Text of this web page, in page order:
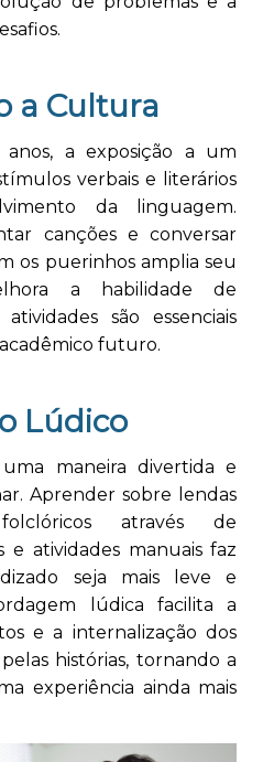
a Cultura
anos, a exposição a um
verbais e literários
da linguagem.
canções e conversar
os puerinhos amplia seu
a habilidade de
atividades são essenciais
futuro.
Lúdico
maneira divertida e
Aprender sobre lendas
através de
e atividades manuais faz
seja mais leve e
lúdica facilita a
e a internalização dos
histórias, tornando a
experiência ainda mais